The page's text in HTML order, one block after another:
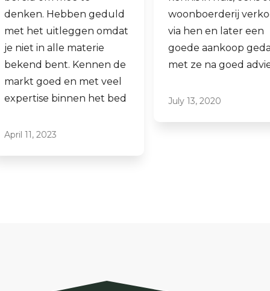
woonboerderij verkocht
via hen en later een
goede aankoop gedaan
met ze na goed advies.
July 13, 2020
ook een woning
aankopen.
Laagdrempelig
professioneel, ik